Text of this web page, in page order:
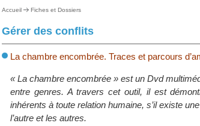
Accueil Fiches et Dossiers
Gérer des conflits
La chambre encombrée. Traces et parcours
« La chambre encombrée » est un Dvd
entre genres. A travers cet outil, il est
inhérents à toute relation humaine, s’il existe
l’autre et les autres.